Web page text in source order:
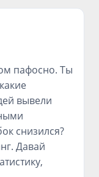
пафосно. Ты
вывели
снизился?
Давай